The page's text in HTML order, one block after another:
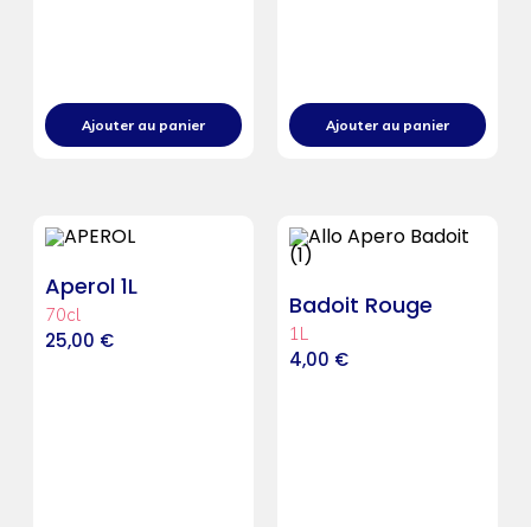
Ajouter au panier Ajouter au panier
Aperol 1L
70cl
25,00 €
Badoit Rouge
1L
4,00 €